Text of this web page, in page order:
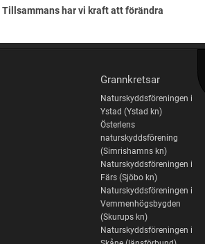
Tillsammans har vi kraft att förändra
Grannkretsar
Naturskyddsföreningen i
Ystad (Ystad kn)
Österlens
naturskyddsförening
(Simrishamns kn)
Naturskyddsföreningen i
Färs (Sjöbo kn)
Naturskyddsföreningen i
Vemmenhögsbygden
(Skurups kn)
Naturskyddsföreningen i